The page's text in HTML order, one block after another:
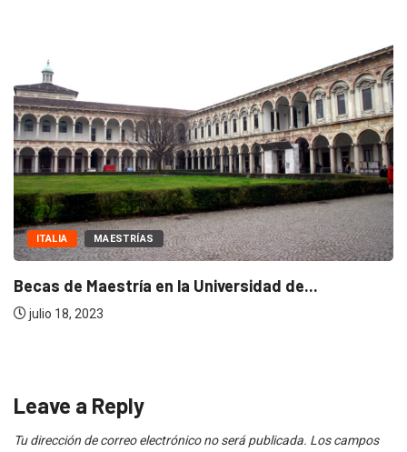
Becas de excelencia de la escuela Politécnica...
Leave a Reply
Tu dirección de correo electrónico no será publicada. Los campos